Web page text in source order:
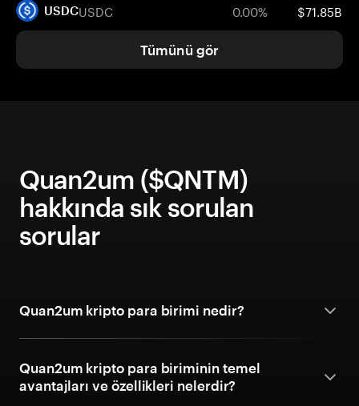
USDCUSDC 0.00% $71.85B
Tümünü gör
Quan2um ($QNTM)
hakkında sık sorulan
sorular
Quan2um kripto para birimi nedir?
Quan2um kripto para biriminin temel
avantajları ve özellikleri nelerdir?